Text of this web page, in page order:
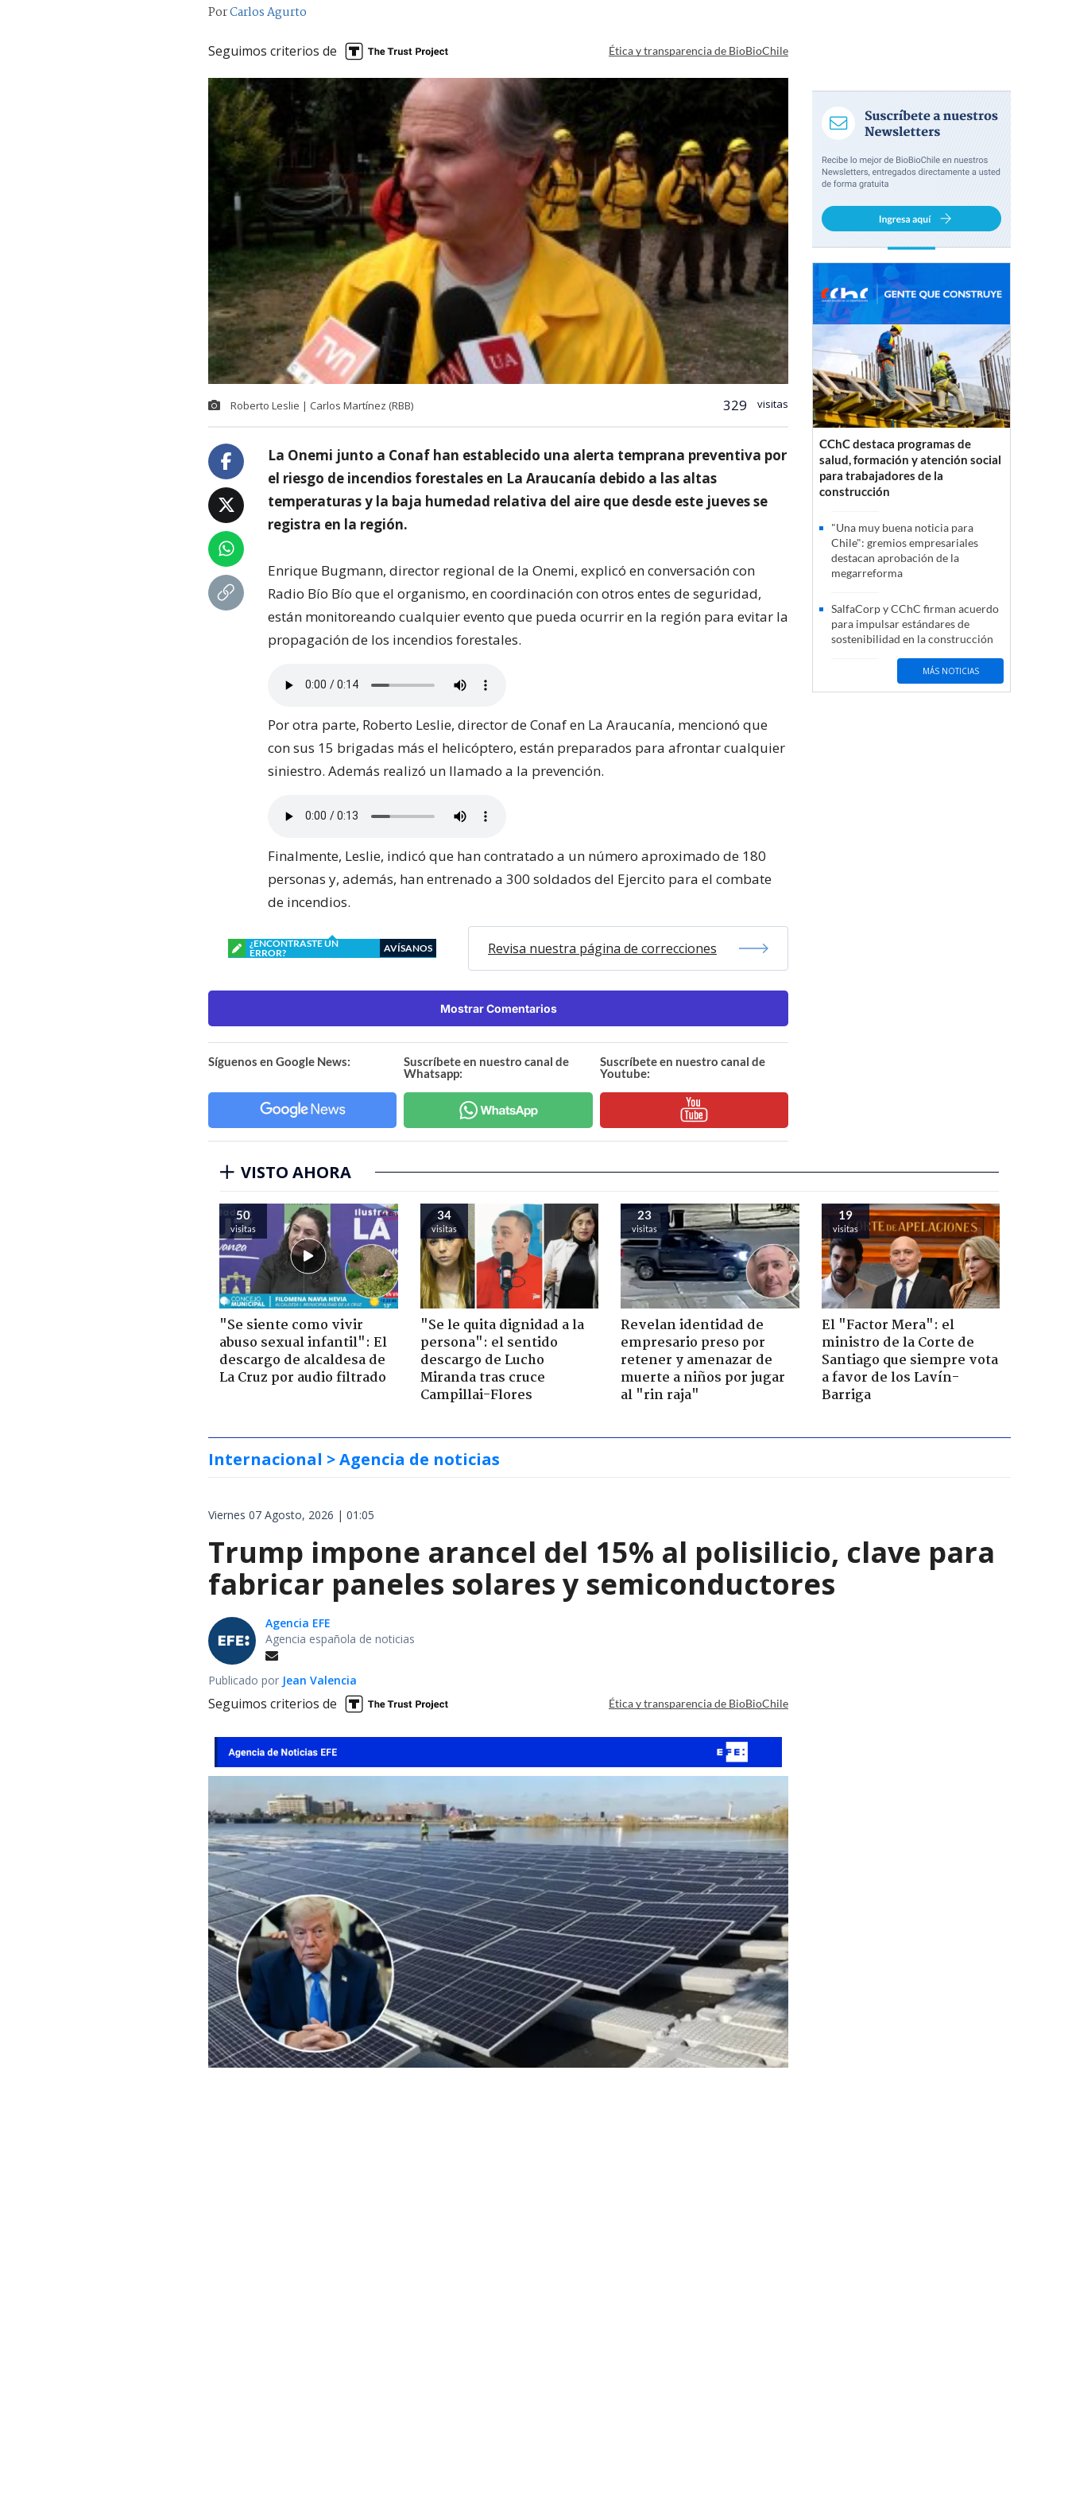
PorCarlos Agurto
Seguimos criterios de Ética y transparencia de BioBioChile
Roberto Leslie | Carlos Martínez (RBB) 329 visitas
La Onemi junto a Conaf han establecido una alerta temprana preventiva por
el riesgo de incendios forestales en La Araucanía debido a las altas
temperaturas y la baja humedad relativa del aire que desde este jueves se
registra en la región.
Enrique Bugmann, director regional de la Onemi, explicó en conversación con
Radio Bío Bío que el organismo, en coordinación con otros entes de seguridad,
están monitoreando cualquier evento que pueda ocurrir en la región para evitar la
propagación de los incendios forestales.
Por otra parte, Roberto Leslie, director de Conaf en La Araucanía, mencionó que
con sus 15 brigadas más el helicóptero, están preparados para afrontar cualquier
siniestro. Además realizó un llamado a la prevención.
Finalmente, Leslie, indicó que han contratado a un número aproximado de 180
personas y, además, han entrenado a 300 soldados del Ejercito para el combate
de incendios.
¿ENCONTRASTE UN
ERROR?
AVÍSANOS Revisa nuestra página de correcciones
Mostrar Comentarios
Síguenos en Google News:
Suscríbete en nuestro canal de
Whatsapp:
Suscríbete en nuestro canal de
Youtube:
CChC destaca programas de
salud, formación y atención social
para trabajadores de la
construcción
"Una muy buena noticia para
Chile": gremios empresariales
destacan aprobación de la
megarreforma
SalfaCorp y CChC firman acuerdo
para impulsar estándares de
sostenibilidad en la construcción
MÁS NOTICIAS
VISTO AHORA
50
visitas
"Se siente como vivir
abuso sexual infantil": El
descargo de alcaldesa de
La Cruz por audio filtrado
34
visitas
"Se le quita dignidad a la
persona": el sentido
descargo de Lucho
Miranda tras cruce
Campillai-Flores
23
visitas
Revelan identidad de
empresario preso por
retener y amenazar de
muerte a niños por jugar
al "rin raja"
19
visitas
El "Factor Mera": el
ministro de la Corte de
Santiago que siempre vota
a favor de los Lavín-
Barriga
Internacional > Agencia de noticias
Viernes 07 Agosto, 2026 | 01:05
Trump impone arancel del 15% al polisilicio, clave para
fabricar paneles solares y semiconductores
Agencia EFE
Agencia española de noticias
Publicado por Jean Valencia
Seguimos criterios de Ética y transparencia de BioBioChile